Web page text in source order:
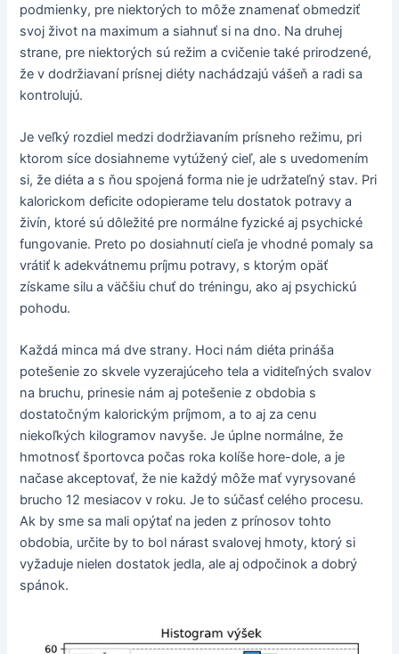
podmienky, pre niektorých to môže znamenať obmedziť
svoj život na maximum a siahnuť si na dno. Na druhej
strane, pre niektorých sú režim a cvičenie také prirodzené,
že v dodržiavaní prísnej diéty nachádzajú vášeň a radi sa
kontrolujú.
Je veľký rozdiel medzi dodržiavaním prísneho režimu, pri
ktorom síce dosiahneme vytúžený cieľ, ale s uvedomením
si, že diéta a s ňou spojená forma nie je udržateľný stav. Pri
kalorickom deficite odopierame telu dostatok potravy a
živín, ktoré sú dôležité pre normálne fyzické aj psychické
fungovanie. Preto po dosiahnutí cieľa je vhodné pomaly sa
vrátiť k adekvátnemu príjmu potravy, s ktorým opäť
získame silu a väčšiu chuť do tréningu, ako aj psychickú
pohodu.
Každá minca má dve strany. Hoci nám diéta prináša
potešenie zo skvele vyzerajúceho tela a viditeľných svalov
na bruchu, prinesie nám aj potešenie z obdobia s
dostatočným kalorickým príjmom, a to aj za cenu
niekoľkých kilogramov navyše. Je úplne normálne, že
hmotnosť športovca počas roka kolíše hore-dole, a je
načase akceptovať, že nie každý môže mať vyrysované
brucho 12 mesiacov v roku. Je to súčasť celého procesu.
Ak by sme sa mali opýtať na jeden z prínosov tohto
obdobia, určite by to bol nárast svalovej hmoty, ktorý si
vyžaduje nielen dostatok jedla, ale aj odpočinok a dobrý
spánok.